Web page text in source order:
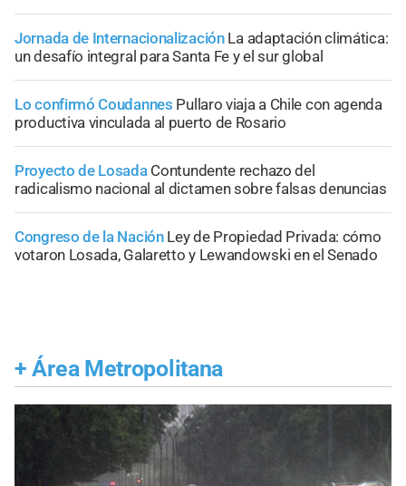
Jornada de Internacionalización La adaptación climática:
un desafío integral para Santa Fe y el sur global
Lo confirmó Coudannes Pullaro viaja a Chile con agenda
productiva vinculada al puerto de Rosario
Proyecto de Losada Contundente rechazo del
radicalismo nacional al dictamen sobre falsas denuncias
Congreso de la Nación Ley de Propiedad Privada: cómo
votaron Losada, Galaretto y Lewandowski en el Senado
+ Área Metropolitana